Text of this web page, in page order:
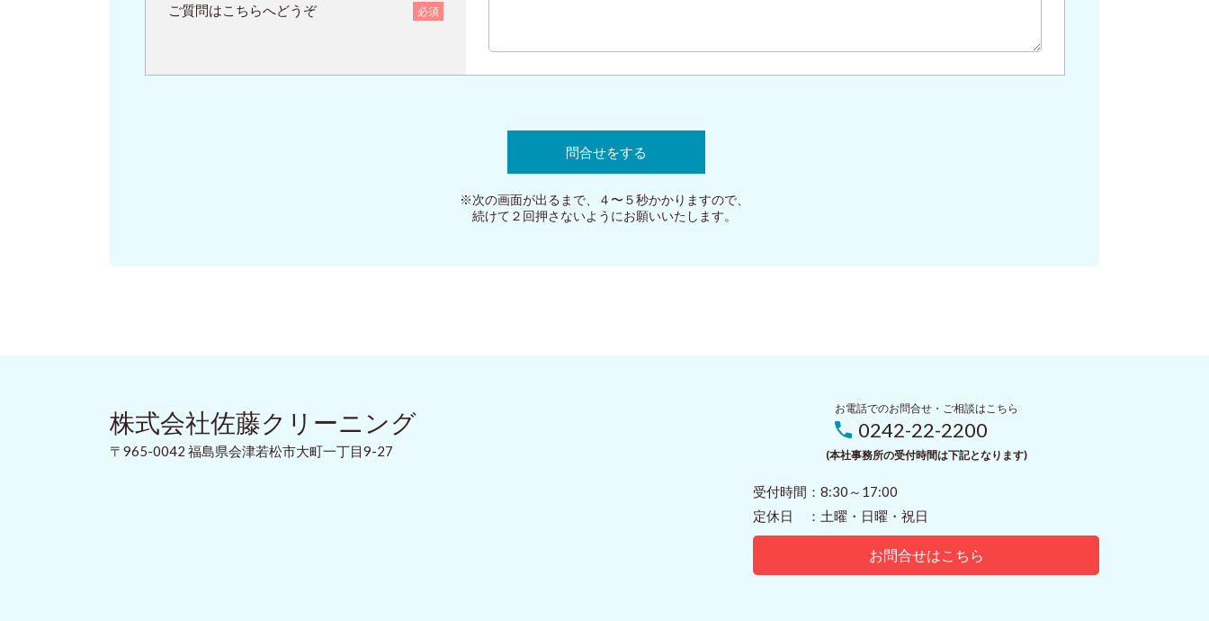
ご質問はこちらへどうぞ 必須
※次の画面が出るまで、４〜５秒かかりますので、
続けて２回押さないようにお願いいたします。
株式会社佐藤クリーニング
〒965-0042 福島県会津若松市大町一丁目9-27
お電話でのお問合せ・ご相談はこちら
0242-22-2200
(本社事務所の受付時間は下記となります)
受付時間：8:30～17:00
定休日 ：土曜・日曜・祝日
お問合せはこちら